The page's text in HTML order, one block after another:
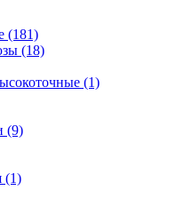
(181)
(18)
(1)
(9)
(1)